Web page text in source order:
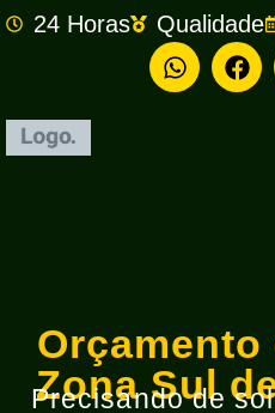
24 Horas Qualidade
Zona Sul
Precisando de